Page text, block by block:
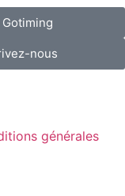
nous
générales